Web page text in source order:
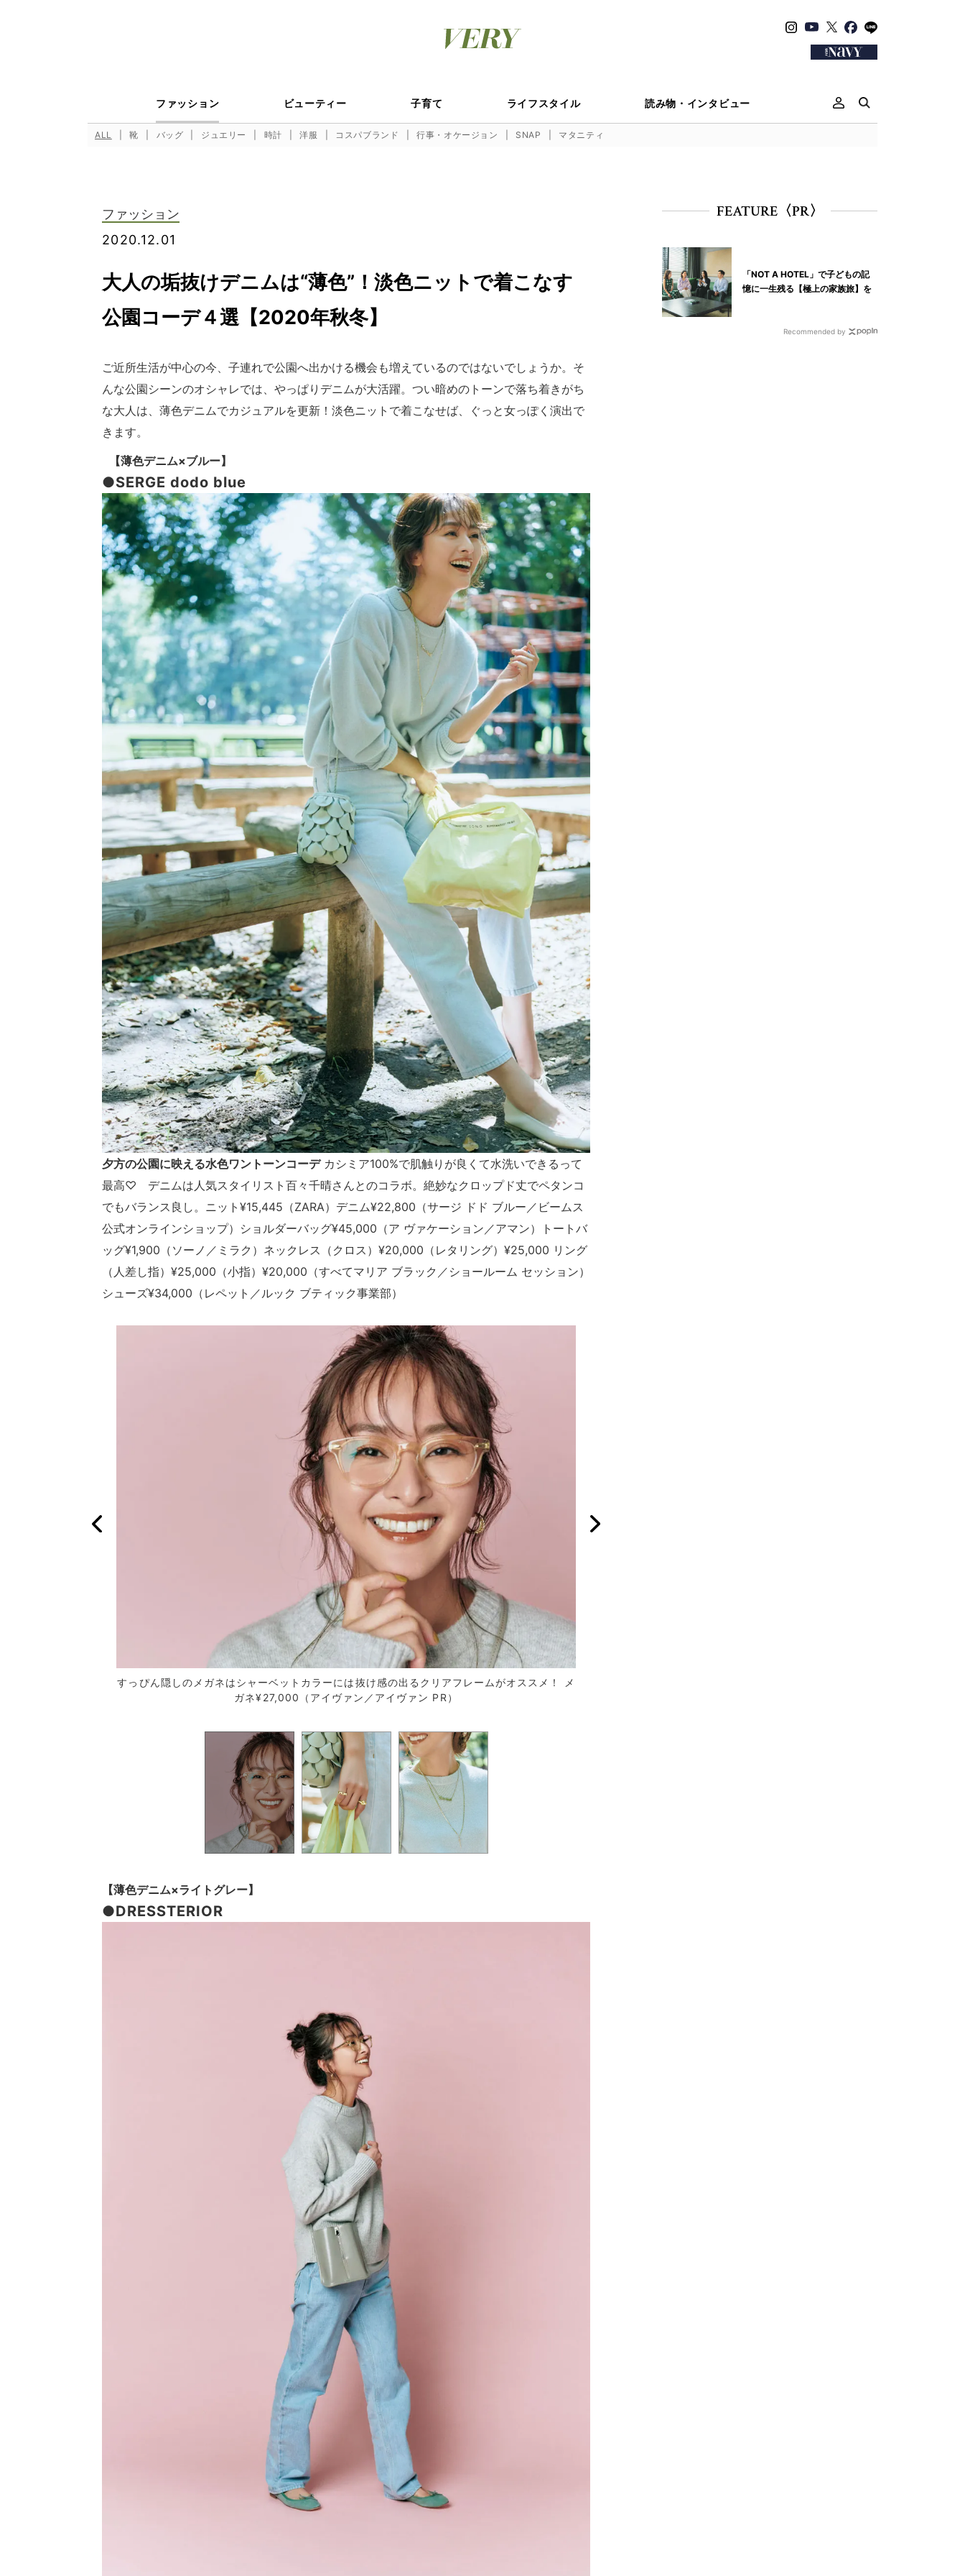
ファッション ビューティー 子育て ライフスタイル 読み物・インタビュー
ALL 靴 バッグ ジュエリー 時計 洋服 コスパブランド 行事・オケージョン SNAP マタニティ
ファッション
2020.12.01
大人の垢抜けデニムは“薄色”！淡色ニットで着こなす
公園コーデ４選【2020年秋冬】
ご近所生活が中心の今、子連れで公園へ出かける機会も増えているのではないでしょうか。そ
んな公園シーンのオシャレでは、やっぱりデニムが大活躍。つい暗めのトーンで落ち着きがち
な大人は、薄色デニムでカジュアルを更新！淡色ニットで着こなせば、ぐっと女っぽく演出で
きます。
【薄色デニム×ブルー】
●SERGE dodo blue
夕方の公園に映える水色ワントーンコーデカシミア100%で肌触りが良くて水洗いできるって
最高♡ デニムは人気スタイリスト百々千晴さんとのコラボ。絶妙なクロップド丈でペタンコ
でもバランス良し。ニット¥15,445（ZARA）デニム¥22,800（サージ ドド ブルー／ビームス
公式オンラインショップ）ショルダーバッグ¥45,000（ア ヴァケーション／アマン）トートバ
ッグ¥1,900（ソーノ／ミラク）ネックレス（クロス）¥20,000（レタリング）¥25,000 リング
（人差し指）¥25,000（小指）¥20,000（すべてマリア ブラック／ショールーム セッション）
シューズ¥34,000（レペット／ルック ブティック事業部）
すっぴん隠しのメガネはシャーベットカラーには抜け感の出るクリアフレームがオススメ！ メ
ガネ¥27,000（アイヴァン／アイヴァン PR）
【薄色デニム×ライトグレー】
●DRESSTERIOR
FEATURE〈PR〉
「NOT A HOTEL」で子どもの記
憶に一生残る【極上の家族旅】を
Recommended by